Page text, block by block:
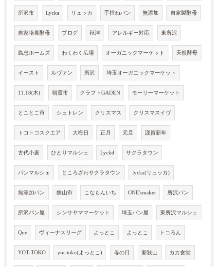
所沢市 Lycka リュッカ 手捏ねパン 無添加 自家製酵母
自家培養酵母 ブログ 秋津 アレルギー対応 東所沢
島忠ホームズ わくわく広場 オーガニックマーケット 天然酵母
イースト ルヴァン 所沢 埼玉オーガニックマーケット
11.18(木) 朝霞市 クラフトGADEN モーリーマーケット
とことこ市 シュトレン クリスマス クリスマスイヴ
トコトコスクエア 大晦日 正月 元旦 謹賀新年
古代小麦 ひとりマルシェ Lyckd サクラタウン
パンマルシェ ところざわサクラタウン lycka(リュッカ)
無添加パン 狭山市 こなもんいち ONE'smaket 所沢パン
所沢パン屋 シンサヤママーケット 埼玉パン屋 東所沢マルシェ
Que ヴィーナスリーグ よっとこ よっとこ トコろん
YOT-TOKO yot-toko(よっとこ) 母の日 新狭山 カカ食堂